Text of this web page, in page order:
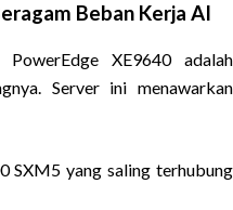
Beban Kerja AI
XE9640 adalah
Server ini menawarkan
SXM5 yang saling terhubung